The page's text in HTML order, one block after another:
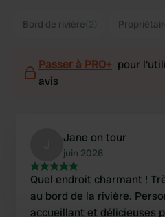
Bord de rivière
Passer à PRO+ pour
avis
Jane on tour
juin 2026
Quel endroit charmant !
au bord de la rivière.
accueillant et délicieuses